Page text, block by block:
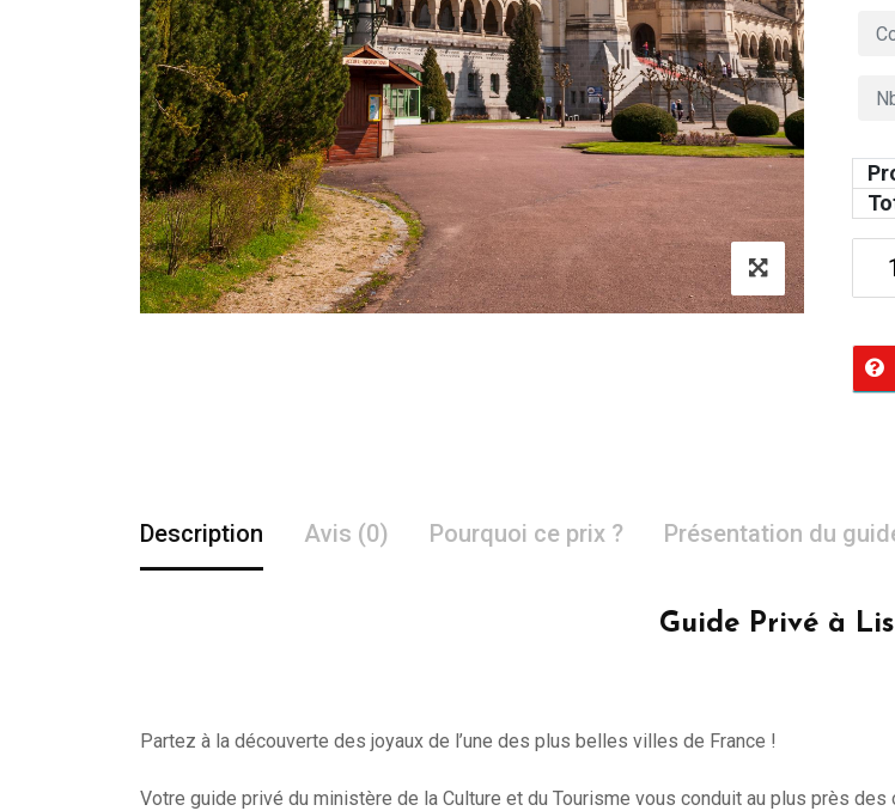
Description Avis (0) Pourquoi ce prix ? Présentation du
Guide Privé à
Partez à la découverte des joyaux de l’une des plus belles villes de France !
Votre guide privé du ministère de la Culture et du Tourisme vous conduit au plus près